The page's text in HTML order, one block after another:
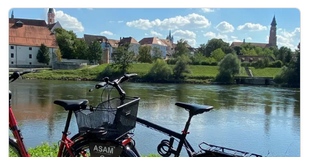
Pauschalarrangements enthalten nicht nur Übernachtung
und Verpflegung, sondern auch viele Extra-Leistungen, die
Ihren Aufenthalt zum wahren Genuss werden lassen.
Buchen Sie Last Minute – und freuen Sie sich auf einen
Urlaub, der schon in Kürze beginnen kann!